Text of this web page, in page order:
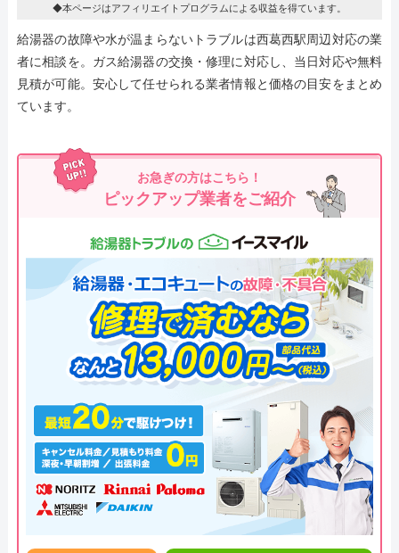
◆本ページはアフィリエイトプログラムによる収益を得ています。
給湯器の故障や水が温まらないトラブルは西葛西駅周辺対応の業
者に相談を。ガス給湯器の交換・修理に対応し、当日対応や無料
見積が可能。安心して任せられる業者情報と価格の目安をまとめ
ています。
お急ぎの方はこちら！
ピックアップ業者をご紹介